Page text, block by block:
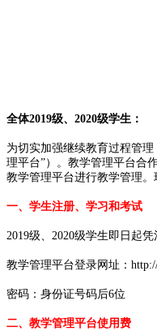
全体2019级、2020级学生：
为切实加强继续教育过程管
理平台”）。教学管理平台合
教学管理平台进行教学管理。
一、学生注册、学习和考试
2019级、2020级学生即日起
教学管理平台登录网址：
密码：身份证号码后6位
二、教学管理平台使用费